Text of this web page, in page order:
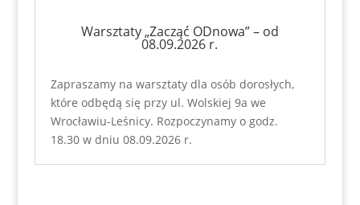
Warsztaty „Zacząć ODnowa” – od
08.09.2026 r.
Zapraszamy na warsztaty dla osób dorosłych,
które odbędą się przy ul. Wolskiej 9a we
Wrocławiu-Leśnicy. Rozpoczynamy o godz.
18.30 w dniu 08.09.2026 r.